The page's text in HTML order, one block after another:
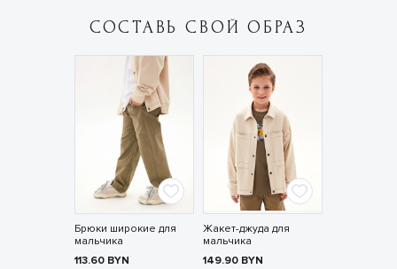
СОСТАВЬ СВОЙ ОБРАЗ
Брюки широкие для
мальчика
113.60 BYN
Жакет-джуда для
мальчика
149.90 BYN